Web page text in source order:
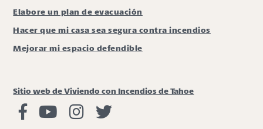
Elabore un plan de evacuación
Hacer que mi casa sea segura contra incendios
Mejorar mi espacio defendible
Sitio web de Viviendo con Incendios de Tahoe
Viviendo con Incendios Facebook
Vivir con fuego Youtube
Vivir con fuego Instagram